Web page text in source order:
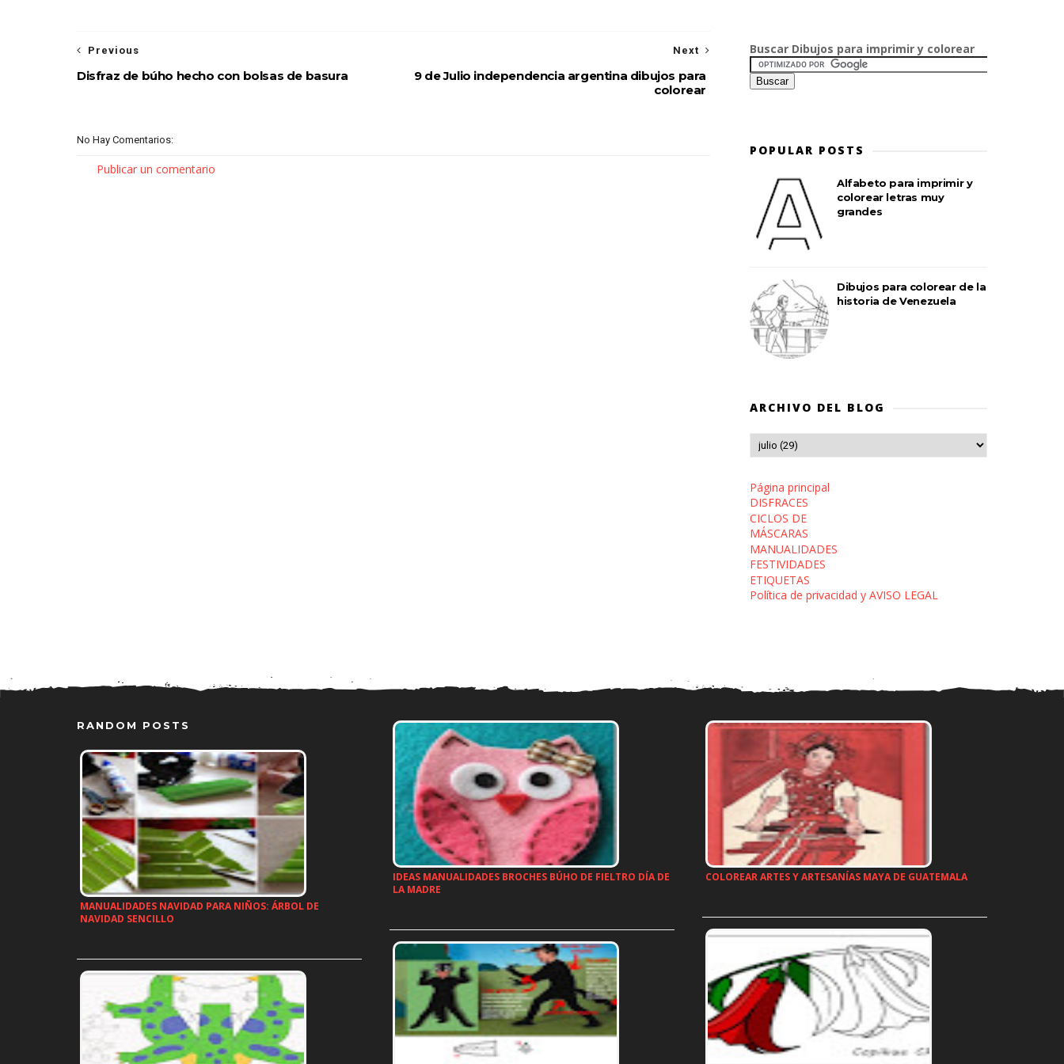
Next
9 de Julio independencia argentina dibujos para
colorear
Previous
Disfraz de búho hecho con bolsas de basura
No Hay Comentarios:
Publicar un comentario
Buscar Dibujos para imprimir y colorear
POPULAR POSTS
Alfabeto para imprimir y
colorear letras muy
grandes
Dibujos para colorear de la
historia de Venezuela
ARCHIVO DEL BLOG
Página principal
DISFRACES
CICLOS DE
MÁSCARAS
MANUALIDADES
FESTIVIDADES
ETIQUETAS
Política de privacidad y AVISO LEGAL
RANDOM POSTS
MANUALIDADES NAVIDAD PARA NIÑOS: ÁRBOL DE
NAVIDAD SENCILLO
IDEAS MANUALIDADES BROCHES BÚHO DE FIELTRO DÍA DE
LA MADRE
COLOREAR ARTES Y ARTESANÍAS MAYA DE GUATEMALA